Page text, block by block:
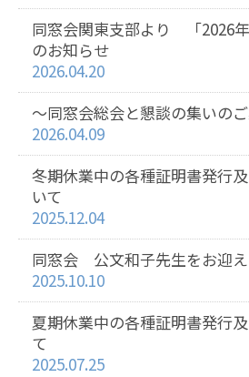
同窓会関東支部より 「2026
のお知らせ
2026.04.20
～同窓会総会と懇談の集いの
2026.04.09
冬期休業中の各種証明書発行
いて
2025.12.04
同窓会 公文和子先生をお迎
2025.10.10
夏期休業中の各種証明書発行
て
2025.07.25